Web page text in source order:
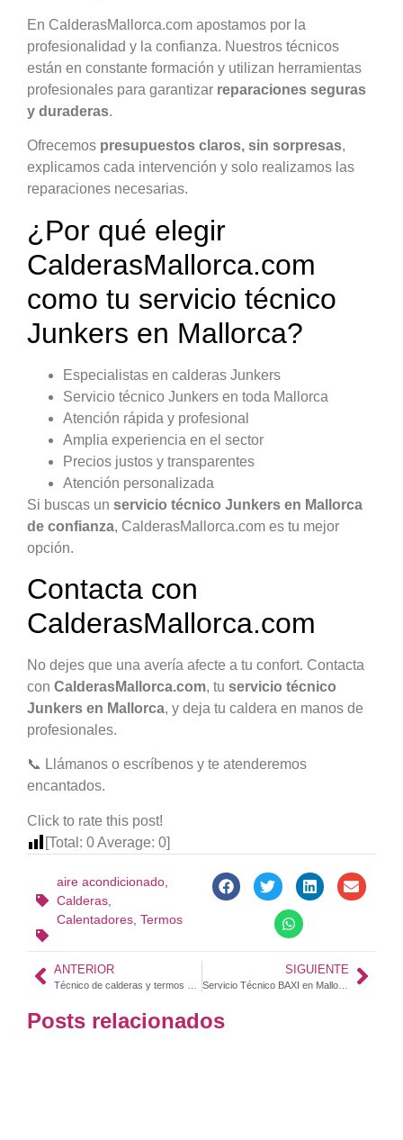
En CalderasMallorca.com apostamos por la
profesionalidad y la confianza. Nuestros técnicos
están en constante formación y utilizan herramientas
profesionales para garantizar reparaciones seguras
y duraderas.
Ofrecemos presupuestos claros, sin sorpresas,
explicamos cada intervención y solo realizamos las
reparaciones necesarias.
¿Por qué elegir
CalderasMallorca.com
como tu servicio técnico
Junkers en Mallorca?
Especialistas en calderas Junkers
Servicio técnico Junkers en toda Mallorca
Atención rápida y profesional
Amplia experiencia en el sector
Precios justos y transparentes
Atención personalizada
Si buscas un servicio técnico Junkers en Mallorca
de confianza, CalderasMallorca.com es tu mejor
opción.
Contacta con
CalderasMallorca.com
No dejes que una avería afecte a tu confort. Contacta
con CalderasMallorca.com, tu servicio técnico
Junkers en Mallorca, y deja tu caldera en manos de
profesionales.
📞 Llámanos o escríbenos y te atenderemos
encantados.
Click to rate this post!
[Total: 0Average: 0]
aire acondicionado,
Calderas,
Calentadores, Termos
ANTERIOR SIGUIENTE
Servicio Técnico BAXI en Mallorca – CalderasMallorca.com
Posts relacionados